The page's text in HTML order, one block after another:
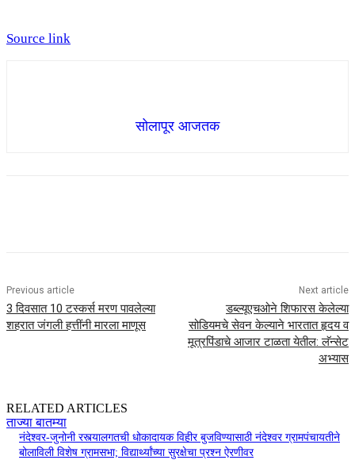
Source link
सोलापूर आजतक
Previous article
3 दिवसात 10 टस्कर्स मरण पावलेल्या
शहरात जंगली हत्तींनी मारला माणूस
Next article
डब्ल्यूएचओने शिफारस केलेल्या
सोडियमचे सेवन केल्याने भारतात हृदय व
मूत्रपिंडाचे आजार टाळता येतील: लॅन्सेट
अभ्यास
RELATED ARTICLES
ताज्या बातम्या
नंदेश्वर-जुनोनी रस्त्यालगतची धोकादायक विहीर बुजविण्यासाठी नंदेश्वर ग्रामपंचायतीने
बोलाविली विशेष ग्रामसभा; विद्यार्थ्यांच्या सुरक्षेचा प्रश्न ऐरणीवर